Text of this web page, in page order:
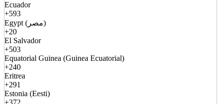
Ecuador
+593
Egypt (مصر)
+20
El Salvador
+503
Equatorial Guinea (Guinea Ecuatorial)
+240
Eritrea
+291
Estonia (Eesti)